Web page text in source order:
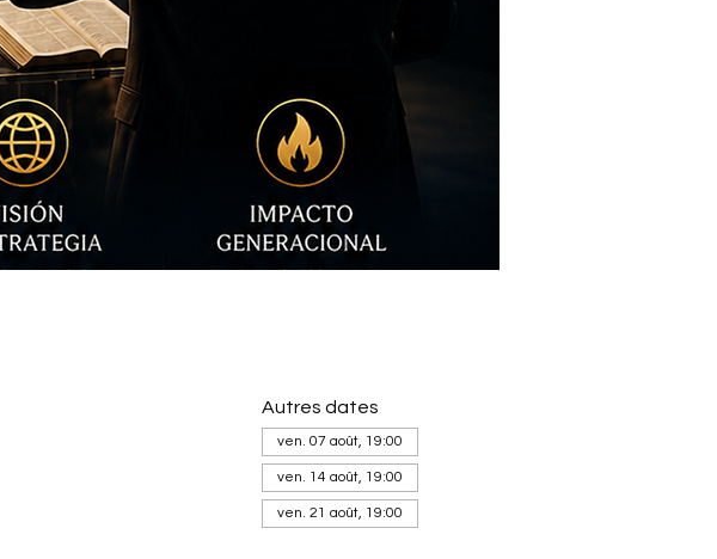
Autres dates
ven. 07 août, 19:00
ven. 14 août, 19:00
ven. 21 août, 19:00